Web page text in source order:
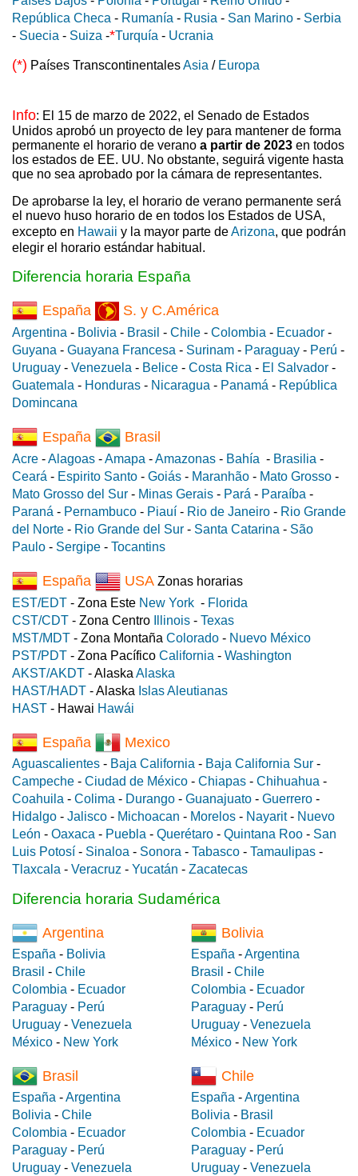
República Checa - Rumanía - Rusia - San Marino - Serbia
- Suecia - Suiza -*Turquía - Ucrania
(*) Países TranscontinentalesAsia / Europa
Info: El 15 de marzo de 2022, el Senado de Estados
Unidos aprobó un proyecto de ley para mantener de forma
permanente el horario de verano a partir de 2023 en todos
los estados de EE. UU. No obstante, seguirá vigente hasta
que no sea aprobado por la cámara de representantes.
De aprobarse la ley, el horario de verano permanente será
el nuevo huso horario de en todos los Estados de USA,
excepto en Hawaii y la mayor parte deArizona, que podrán
elegir el horario estándar habitual.
Diferencia horaria España
España S. y C.América
Argentina - Bolivia - Brasil - Chile - Colombia - Ecuador -
Guyana - Guayana Francesa - Surinam - Paraguay - Perú -
Uruguay - Venezuela - Belice - Costa Rica - El Salvador -
Guatemala - Honduras - Nicaragua - Panamá - República
Domincana
España Brasil
Acre -Alagoas -Amapa -Amazonas - Bahía - Brasilia -
Ceará - Espirito Santo - Goiás - Maranhão - Mato Grosso -
Mato Grosso del Sur - Minas Gerais - Pará - Paraíba -
Paraná - Pernambuco - Piauí - Rio de Janeiro - Rio Grande
del Norte - Rio Grande del Sur - Santa Catarina - São
Paulo - Sergipe - Tocantins
España USA Zonas horarias
EST/EDT - Zona Este New York - Florida
CST/CDT - Zona Centro Illinois - Texas
MST/MDT - Zona Montaña Colorado - Nuevo México
PST/PDT - Zona Pacífico California - Washington
AKST/AKDT - Alaska Alaska
HAST/HADT - Alaska Islas Aleutianas
HAST - Hawai Hawái
España Mexico
Aguascalientes - Baja California - Baja California Sur -
Campeche - Ciudad de México - Chiapas - Chihuahua -
Coahuila - Colima - Durango - Guanajuato - Guerrero -
Hidalgo - Jalisco - Michoacan - Morelos - Nayarit- Nuevo
León - Oaxaca - Puebla - Querétaro - Quintana Roo - San
Luis Potosí - Sinaloa - Sonora - Tabasco - Tamaulipas -
Tlaxcala - Veracruz - Yucatán - Zacatecas
Diferencia horaria Sudamérica
Argentina
España - Bolivia
Brasil - Chile
Colombia - Ecuador
Paraguay - Perú
Uruguay - Venezuela
México - New York
Bolivia
España -Argentina
Brasil - Chile
Colombia - Ecuador
Paraguay - Perú
Uruguay - Venezuela
México - New York
Brasil
España -Argentina
Bolivia - Chile
Colombia - Ecuador
Paraguay - Perú
Uruguay - Venezuela
Chile
España -Argentina
Bolivia - Brasil
Colombia - Ecuador
Paraguay - Perú
Uruguay - Venezuela